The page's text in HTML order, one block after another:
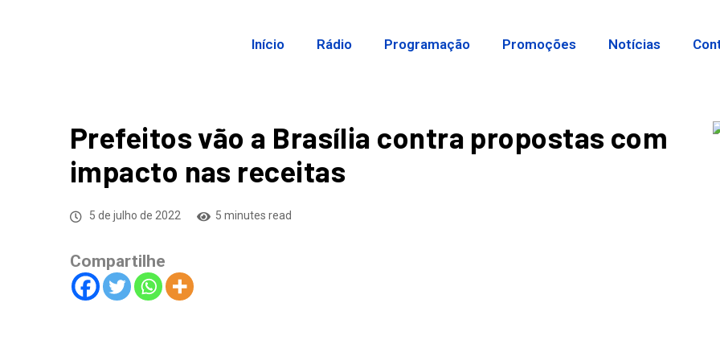
Início Rádio Programação Promoções Notícias
Prefeitos vão a Brasília contra propostas com
impacto nas receitas
5 de julho de 2022 5 minutes read
Compartilhe